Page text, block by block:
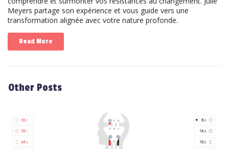
Meyers partage son expérience et vous guide vers une
transformation alignée avec votre nature profonde.
Read More
Other Posts